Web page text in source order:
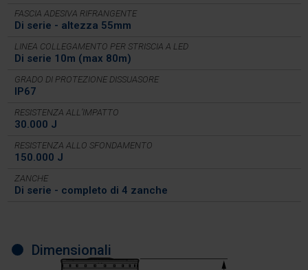
FASCIA ADESIVA RIFRANGENTE
Di serie - altezza 55mm
LINEA COLLEGAMENTO PER STRISCIA A LED
Di serie 10m (max 80m)
GRADO DI PROTEZIONE DISSUASORE
IP67
RESISTENZA ALL’IMPATTO
30.000 J
RESISTENZA ALLO SFONDAMENTO
150.000 J
ZANCHE
Di serie - completo di 4 zanche
Dimensionali